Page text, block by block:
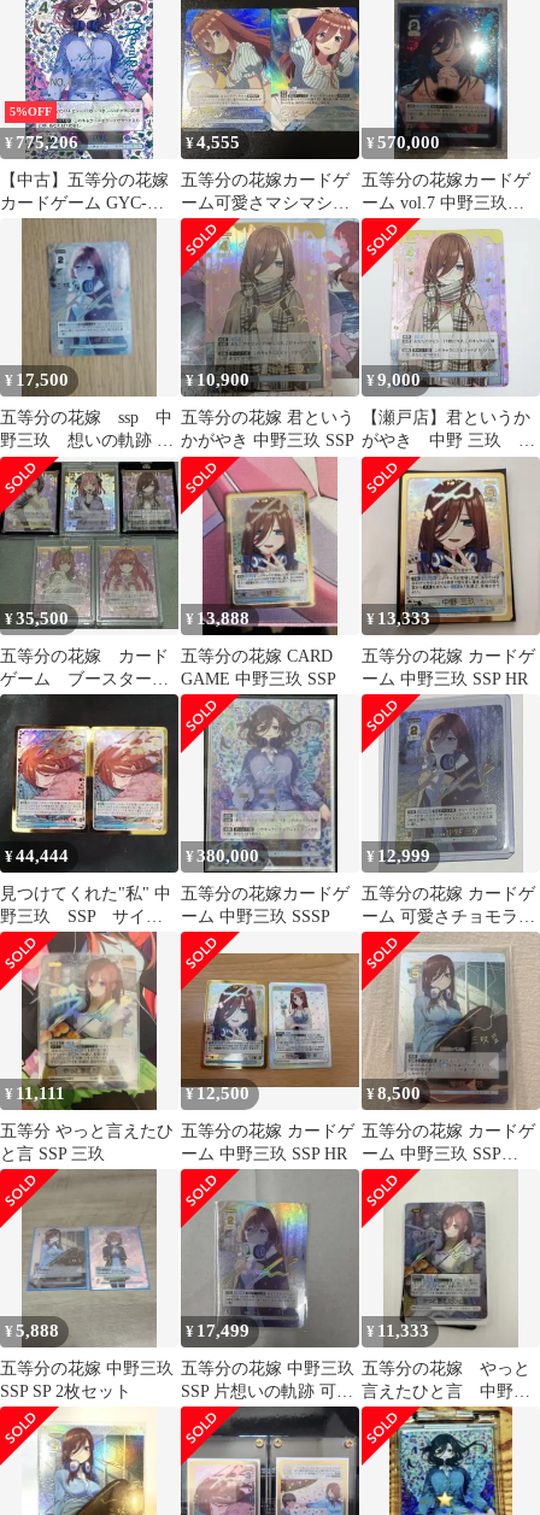
野三玖SP
5%OFF
¥ 775,206
【中古】五等分の花嫁
カードゲーム GYC-
というかがやき 中野 三
玖(青箔押し)(シリアル
¥4,555
五等分の花嫁カードゲ
ーム可愛さマシマシ、
チョモランマ中野三玖
SSP
¥570,000
五等分の花嫁カードゲ
ーム vol.7 中野三玖
SSSP シリアル入り
¥ 17,500
五等分の花嫁 ssp 中
野三玖 想いの軌跡 可
愛さチョモランマ vol7
＋おまけ
¥10,900
五等分の花嫁 君という
かがやき 中野三玖 SSP
¥9,000
【瀬戸店】君というか
がやき 中野 三玖
SSP 五等分の花嫁カ
ードゲーム【057-
1965】
¥35,500
五等分の花嫁 カード
ゲーム ブースターパ
ックvol.3 いつもどこで
も
¥ 13,888
五等分の花嫁 CARD
GAME 中野三玖 SSP
¥ 13,333
五等分の花嫁 カードゲ
ーム 中野三玖 SSP HR
¥44,444
見つけてくれた"私" 中
野三玖 SSP サイ
ン ２枚
¥380,000
五等分の花嫁カードゲ
ーム 中野三玖 SSSP
¥ 12,999
五等分の花嫁 カードゲ
ーム 可愛さチョモラン
マ SSP 中野三玖
¥ 11,111
五等分 やっと言えたひ
と言 SSP 三玖
¥12,500
五等分の花嫁 カードゲ
ーム 中野三玖 SSP HR
¥8,500
五等分の花嫁 カードゲ
ーム 中野三玖 SSP
GYC-BP1-015P1
¥5,888
五等分の花嫁 中野三玖
SSP SP 2枚セット
¥ 17,499
五等分の花嫁 中野三玖
SSP 片想いの軌跡 可愛
さチョモランマ vol7
¥ 11,333
五等分の花嫁 やっと
言えたひと言 中野三
玖 SSP